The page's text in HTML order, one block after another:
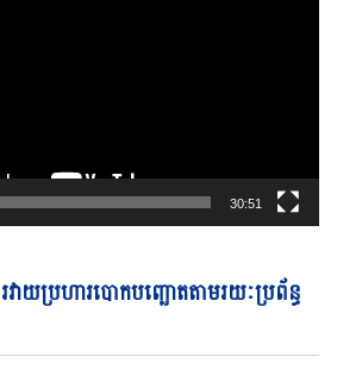
30:51
ាយប្រហារបោកបញ្ឆោតតាមរយៈប្រព័ន្ធ